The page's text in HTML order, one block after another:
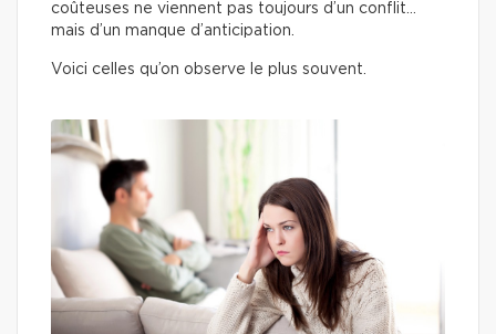
coûteuses ne viennent pas toujours d’un conflit…
mais d’un manque d’anticipation.
Voici celles qu’on observe le plus souvent.